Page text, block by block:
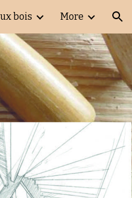
bois More